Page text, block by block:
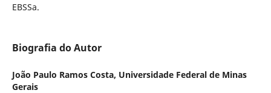
EBSSa.
Biografia do Autor
João Paulo Ramos Costa, Universidade Federal de Minas
Gerais